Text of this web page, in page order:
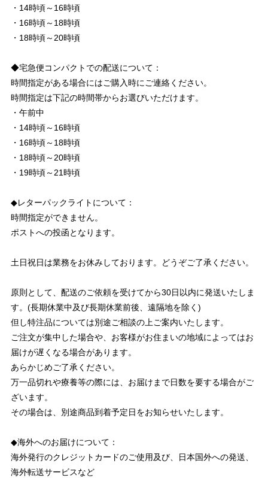
・14時頃～16時頃
・16時頃～18時頃
・18時頃～20時頃
◆宅急便コンパクトでの配送について：
時間指定がある場合にはご購入時にご連絡ください。
時間指定は下記の時間帯からお選びいただけます。
・午前中
・14時頃～16時頃
・16時頃～18時頃
・18時頃～20時頃
・19時頃～21時頃
◆レターパックライトについて：
時間指定ができません。
ポストへの投函となります。
土日祝日は業務をお休みしております。どうぞご了承ください。
原則として、配送のご依頼を受けてから30日以内に発送いたしま
す。(長期休業中及び長期休業前後、遠隔地を除く)
但し特注品については別途ご相談の上ご案内いたします。
ご注文が集中した場合や、お客様がお住まいの地域によってはお
届けが遅くなる場合があります。
あらかじめご了承ください。
万一品切れや療養等の際には、お届けまで日数を要する場合がご
ざいます。
その場合は、別途商品到着予定日をお知らせいたします。
◆海外へのお届けについて：
海外発行のクレジットカードのご使用及び、日本国外への発送、
海外転送サービスなど